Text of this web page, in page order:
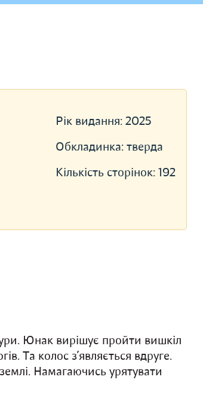
Рік видання: 2025
Обкладинка: тверда
Кількість сторінок: 192
Юнак вирішує пройти вишкіл
Та колос з’являється вдруге.
Намагаючись урятувати